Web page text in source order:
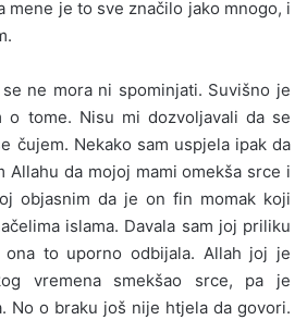
mene je to sve značilo jako mnogo, i
ne mora ni spominjati. Suvišno je
o tome. Nisu mi dozvoljavali da se
čujem. Nekako sam uspjela ipak da
Allahu da mojoj mami omekša srce i
objasnim da je on fin momak koji
islama. Davala sam joj priliku
to uporno odbijala. Allah joj je
vremena smekšao srce, pa je
No o braku još nije htjela da govori.